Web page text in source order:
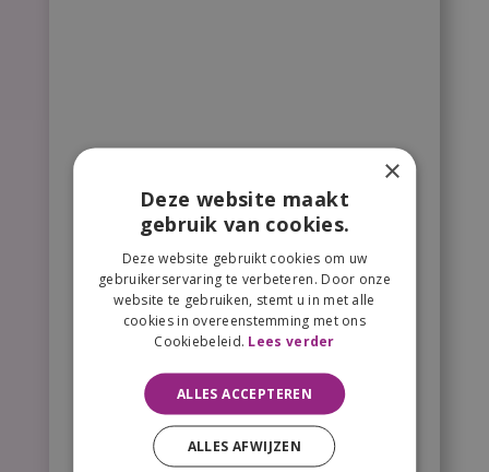
×
Deze website maakt
gebruik van cookies.
Deze website gebruikt cookies om uw
gebruikerservaring te verbeteren. Door onze
website te gebruiken, stemt u in met alle
cookies in overeenstemming met ons
Cookiebeleid. Lees verder
ALLES ACCEPTEREN
ALLES AFWIJZEN